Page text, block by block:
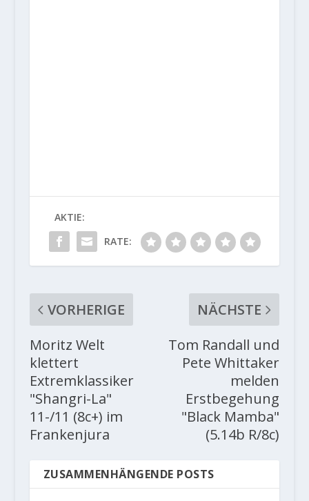
AKTIE:
RATE:
VORHERIGE
Moritz Welt
klettert
Extremklassiker
"Shangri-La"
11-/11 (8c+) im
Frankenjura
NÄCHSTE
Tom Randall und
Pete Whittaker
melden
Erstbegehung
"Black Mamba"
(5.14b R/8c)
ZUSAMMENHÄNGENDE POSTS